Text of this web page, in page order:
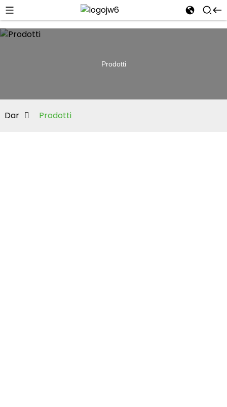
Prodotti
Dar Prodotti